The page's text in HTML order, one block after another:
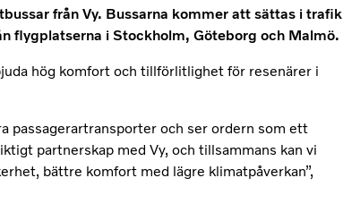
från Vy. Bussarna kommer att sättas i trafik
flygplatserna i Stockholm, Göteborg och Malmö.
hög komfort och tillförlitlighet för resenärer i
passagerartransporter och ser ordern som ett
partnerskap med Vy, och tillsammans kan vi
bättre komfort med lägre klimatpåverkan”,